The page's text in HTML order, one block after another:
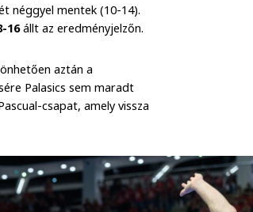
néggyel mentek (10-14).
16állt az eredményjelzőn.
aztán a
Palasics sem maradt
csapat, amely vissza